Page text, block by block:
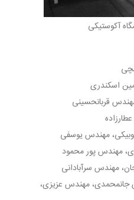
آکوستیکی
اسکندری
قربان­حسینی
مهندس یوسفی
مهندس پور محمود
مهندس سرآبادانی
جان­محمدی، مهندس عزیزی،